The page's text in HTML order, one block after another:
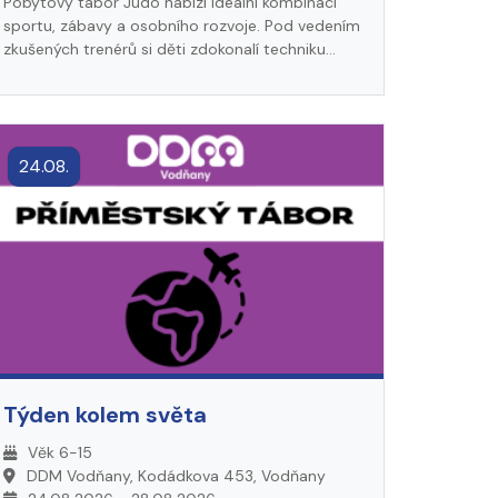
sportu, zábavy a osobního rozvoje. Pod vedením
zkušených trenérů si děti zdokonalí techniku
disciplíně a vzájemnému respektu. Kromě
tréninků nás bude také čekat pestrý program
plný her a soutěží.
24.08.
Týden kolem světa
Věk 6-15
DDM Vodňany, Kodádkova 453, Vodňany